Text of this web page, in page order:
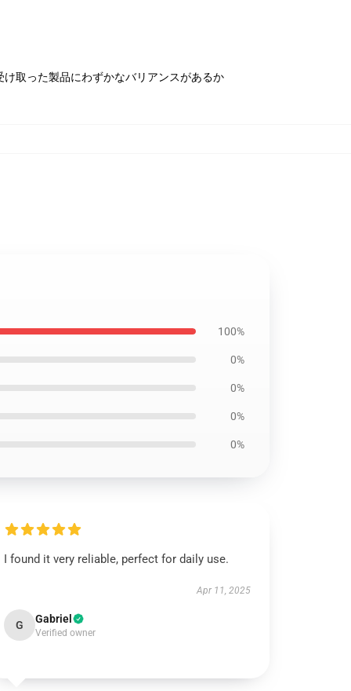
取った製品にわずかなバリアンスがあるか
100%
0%
0%
0%
0%
I found it very reliable, perfect for daily use.
Apr 11, 2025
G Gabriel
Verified owner